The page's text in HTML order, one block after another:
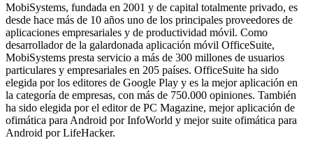
MobiSystems, fundada en 2001 y de capital totalmente privado, es
desde hace más de 10 años uno de los principales proveedores de
aplicaciones empresariales y de productividad móvil. Como
desarrollador de la galardonada aplicación móvil OfficeSuite,
MobiSystems presta servicio a más de 300 millones de usuarios
particulares y empresariales en 205 países. OfficeSuite ha sido
elegida por los editores de Google Play y es la mejor aplicación en
la categoría de empresas, con más de 750.000 opiniones. También
ha sido elegida por el editor de PC Magazine, mejor aplicación de
ofimática para Android por InfoWorld y mejor suite ofimática para
Android por LifeHacker.